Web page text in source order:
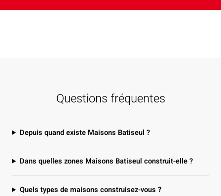
Questions fréquentes
Depuis quand existe Maisons Batiseul ?
Dans quelles zones Maisons Batiseul construit-elle ?
Quels types de maisons construisez-vous ?